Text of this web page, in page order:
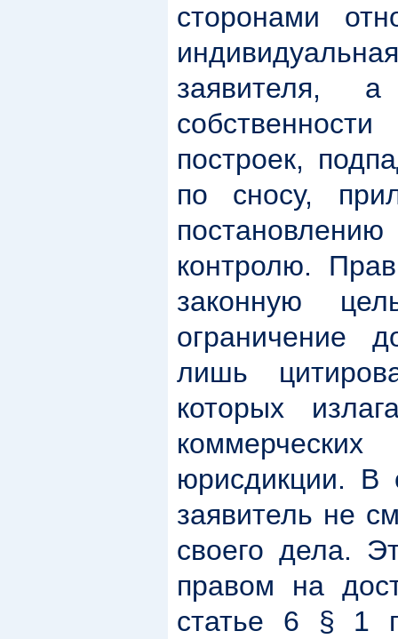
сторонами
заявителя,
построек,
по сносу,
контролю.
законную
ограничение
лишь
которых
юрисдикции. В
заявитель не
своего дела.
правом на
статье 6 § 1